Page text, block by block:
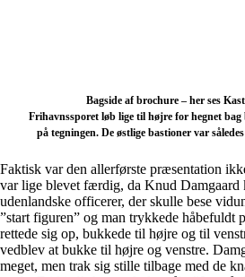
Bagside af brochure – her ses
Frihavnssporet løb lige til højre for hegnet
på tegningen. De østlige bastioner var
Faktisk var den allerførste præsentation
var lige blevet færdig, da Knud Damgaard
udenlandske officerer, der skulle bese
”start figuren” og man trykkede håbefuldt
rettede sig op, bukkede til højre og til
vedblev at bukke til højre og venstre.
meget, men trak sig stille tilbage med de